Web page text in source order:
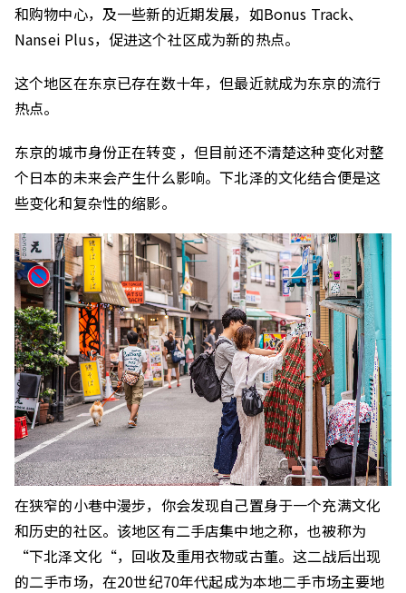
和购物中心，及一些新的近期发展，如Bonus Track、
Nansei Plus，促进这个社区成为新的热点。
这个地区在东京已存在数十年，但最近就成为东京的流行
热点。
东京的城市身份正在转变 ，但目前还不清楚这种变化对整
个日本的未来会产生什么影响。下北泽的文化结合便是这
些变化和复杂性的缩影。
在狭窄的小巷中漫步，你会发现自己置身于一个充满文化
和历史的社区。该地区有二手店集中地之称，也被称为
“下北泽文化“，回收及重用衣物或古董。这二战后出现
的二手市场，在20世纪70年代起成为本地二手市场主要地